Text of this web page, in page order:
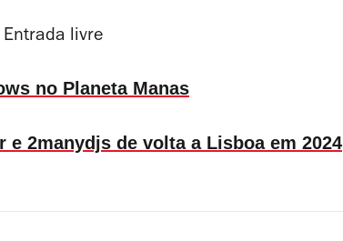
Entrada livre
no Planeta Manas
2manydjs de volta a Lisboa em 2024